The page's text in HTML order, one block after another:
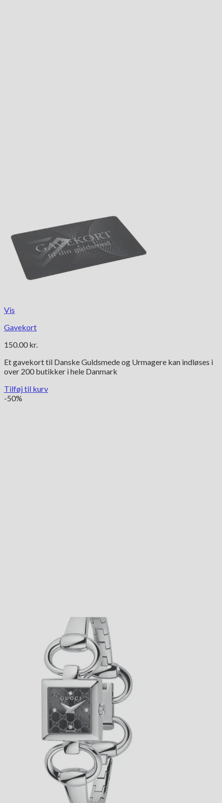
Vis
Gavekort
150.00 kr.
Et gavekort til Danske Guldsmede og Urmagere kan indløses i
over 200 butikker i hele Danmark
Tilføj til kurv
-50%